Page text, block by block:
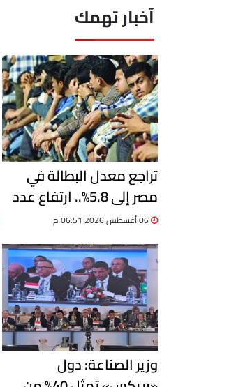
آخبار تهمك
تراجع معدل البطالة في
مصر إلى 5.8%.. ارتفاع عدد
خلال الربع الثاني 2026
وزير الصناعة: دول